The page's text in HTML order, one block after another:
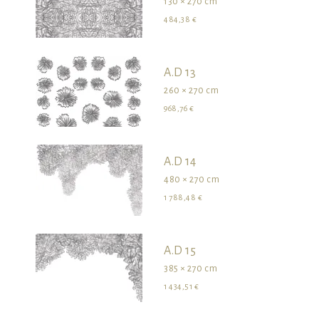
484,38 €
A.D 13
260 × 270 cm
968,76 €
A.D 14
480 × 270 cm
1 788,48 €
A.D 15
385 × 270 cm
1 434,51 €